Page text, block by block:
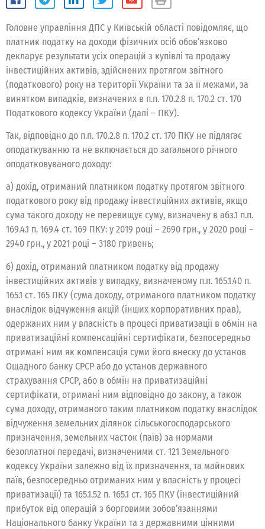
Головне управління ДПС у Київській області повідомляє, що
платник податку на доходи фізичних осіб обов’язково
декларує результати усіх операцій з купівлі та продажу
інвестиційних активів, здійснених протягом звітного
(податкового) року на території України та за її межами, за
винятком випадків, визначених в п.п. 170.2.8 п. 170.2 ст. 170
Податкового кодексу України (далі – ПКУ).
Так, відповідно до п.п. 170.2.8 п. 170.2 ст. 170 ПКУ не підлягає
оподаткуванню та не включається до загального річного
оподатковуваного доходу:
а) дохід, отриманий платником податку протягом звітного
податкового року від продажу інвестиційних активів, якщо
сума такого доходу не перевищує суму, визначену в абз.1 п.п.
169.4.1 п. 169.4 ст. 169 ПКУ: у 2019 році – 2690 грн., у 2020 році –
2940 грн., у 2021 році – 3180 гривень;
б) дохід, отриманий платником податку від продажу
інвестиційних активів у випадку, визначеному п.п. 165.1.40 п.
165.1 ст. 165 ПКУ (сума доходу, отриманого платником податку
внаслідок відчуження акцій (інших корпоративних прав),
одержаних ним у власність в процесі приватизації в обмін на
приватизаційні компенсаційні сертифікати, безпосередньо
отримані ним як компенсація суми його внеску до установ
Ощадного банку СРСР або до установ державного
страхування СРСР, або в обмін на приватизаційні
сертифікати, отримані ним відповідно до закону, а також
сума доходу, отриманого таким платником податку внаслідок
відчуження земельних ділянок сільськогосподарського
призначення, земельних часток (паїв) за нормами
безоплатної передачі, визначеними ст. 121 Земельного
кодексу України залежно від їх призначення, та майнових
паїв, безпосередньо отриманих ним у власність у процесі
приватизації) та 165.1.52 п. 165.1 ст. 165 ПКУ (інвестиційний
прибуток від операцій з борговими зобов’язаннями
Національного банку України та з державними цінними